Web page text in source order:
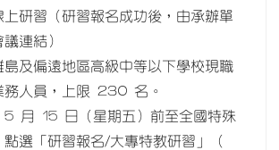
研習（研習報名成功後，由承辦單
連結）
及偏遠地區高級中等以下學校現職
務人員，上限 230 名。
月 15 日（星期五）前至全國特殊
點選「研習報名/大專特教研習」（